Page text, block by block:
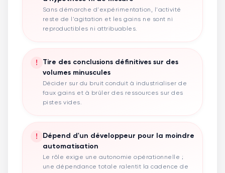
Sans démarche d'expérimentation, l'activité
reste de l'agitation et les gains ne sont ni
reproductibles ni attribuables.
!
Tire des conclusions définitives sur des
volumes minuscules
Décider sur du bruit conduit à industrialiser de
faux gains et à brûler des ressources sur des
pistes vides.
!
Dépend d'un développeur pour la moindre
automatisation
Le rôle exige une autonomie opérationnelle ;
une dépendance totale ralentit la cadence de